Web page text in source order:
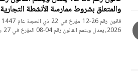
والمتعلق بشروط ممارسة الأنشطة التجارية
2026، يعدل ويتمم القانون رقم 04-08 المؤرخ في 27 جماد…